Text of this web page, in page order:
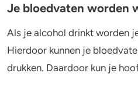
Je bloedvaten worden
Als je alcohol drinkt worden
Hierdoor kunnen je
drukken. Daardoor kun je